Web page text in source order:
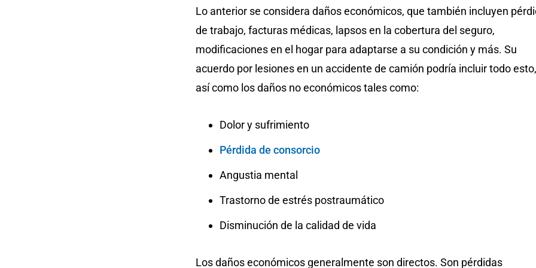
Lo anterior se considera daños económicos, que también incluyen
de trabajo, facturas médicas, lapsos en la cobertura del seguro,
modificaciones en el hogar para adaptarse a su condición y más. Su
acuerdo por lesiones en un accidente de camión podría incluir todo esto,
así como los daños no económicos tales como:
Dolor y sufrimiento
Pérdida de consorcio
Angustia mental
Trastorno de estrés postraumático
Disminución de la calidad de vida
Los daños económicos generalmente son directos. Son pérdidas